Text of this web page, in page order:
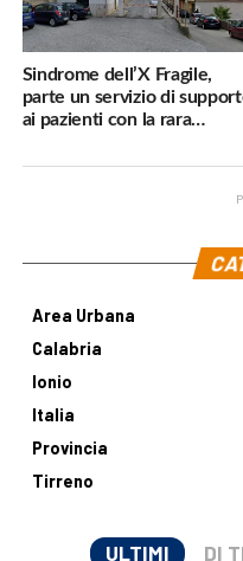
Sindrome dell’X Fragile,
parte un servizio di
ai pazienti con la rara
Area Urbana
Calabria
Ionio
Italia
Provincia
Tirreno
ULTIMI DI